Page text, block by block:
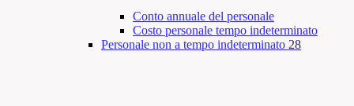
Conto annuale del personale
Costo personale tempo indeterminato
Personale non a tempo indeterminato 28